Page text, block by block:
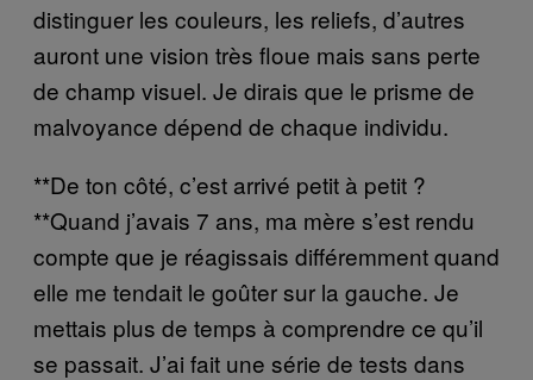
distinguer les couleurs, les reliefs, d’autres
auront une vision très floue mais sans perte
de champ visuel. Je dirais que le prisme de
malvoyance dépend de chaque individu.
**De ton côté, c’est arrivé petit à petit ?
**Quand j’avais 7 ans, ma mère s’est rendu
compte que je réagissais différemment quand
elle me tendait le goûter sur la gauche. Je
mettais plus de temps à comprendre ce qu’il
se passait. J’ai fait une série de tests dans